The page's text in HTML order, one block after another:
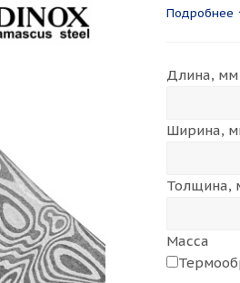
Подробнее
Длина, мм
Ширина,
Толщина,
Масса